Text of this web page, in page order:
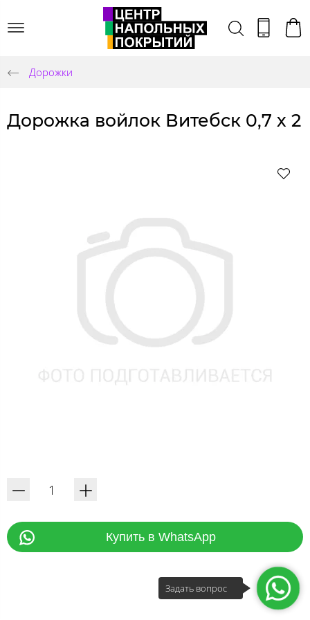
Дорожки
Дорожка войлок Витебск 0,7 х 2
Купить в WhatsApp
Задать вопрос